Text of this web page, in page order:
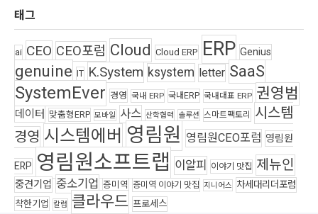
태그
ai CEO CEO포럼 Cloud Cloud ERP ERP Genius
genuine IT K.System ksystem letter SaaS
SystemEver 경영 국내 ERP 국내ERP 국내대표 ERP 권영범
데이터 맞춤형ERP 모바일 사스 산학협력 솔루션 스마트팩토리 시스템
경영 시스템에버 영림원 영림원CEO포럼 영림원
ERP 영림원소프트랩 이알피 이야기 맛집 제뉴인
중견기업 중소기업 증미역 증미역 이야기 맛집 지니어스 차세대리더포럼
착한기업 칼럼 클라우드 프로세스